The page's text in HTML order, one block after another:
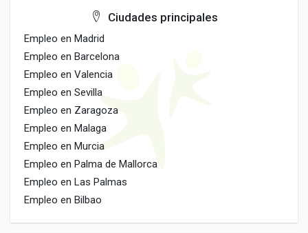
Ciudades principales
Empleo en Madrid
Empleo en Barcelona
Empleo en Valencia
Empleo en Sevilla
Empleo en Zaragoza
Empleo en Malaga
Empleo en Murcia
Empleo en Palma de Mallorca
Empleo en Las Palmas
Empleo en Bilbao